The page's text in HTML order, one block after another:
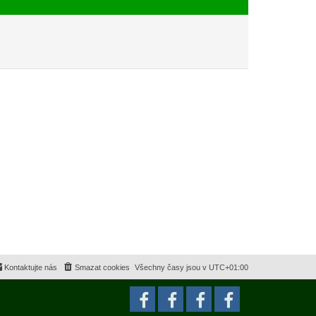
Všechny časy jsou v UTC+01:00
Smazat cookies
Kontaktujte nás